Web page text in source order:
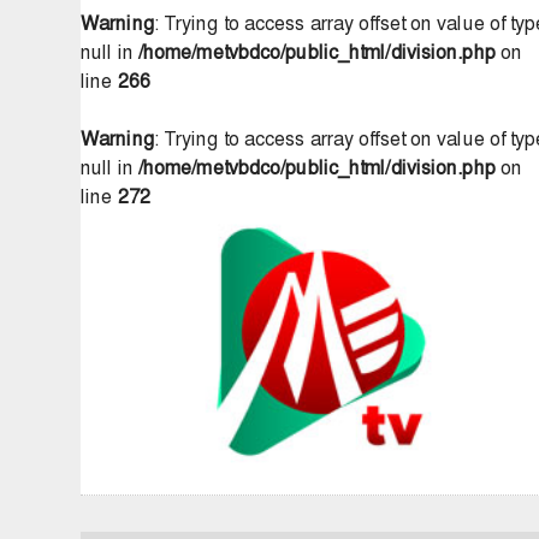
Warning: Trying to access array offset on value of
null in /home/metvbdco/public_html/division.phpon
line 266
Warning: Trying to access array offset on value of
null in /home/metvbdco/public_html/division.phpon
line 272